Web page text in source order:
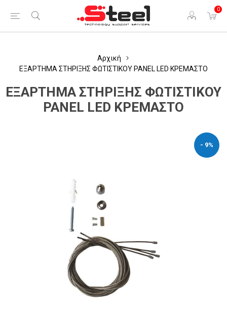
0
Αρχική
ΕΞΑΡΤΗΜΑ ΣΤΗΡΙΞΗΣ ΦΩΤΙΣΤΙΚΟΥ PANEL LED ΚΡΕΜΑΣΤΟ
ΕΞΑΡΤΗΜΑ ΣΤΗΡΙΞΗΣ ΦΩΤΙΣΤΙΚΟΥ
PANEL LED ΚΡΕΜΑΣΤΟ
- 9%